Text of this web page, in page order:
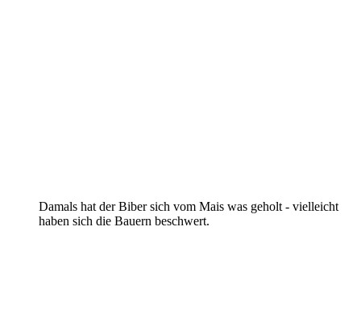
Damals hat der Biber sich vom Mais was geholt - vielleicht
haben sich die Bauern beschwert.